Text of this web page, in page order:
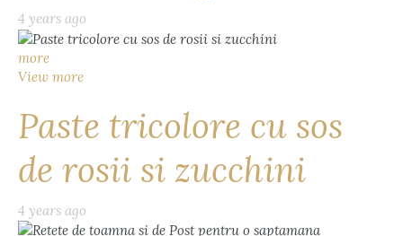
4 years ago
more
View more
Paste tricolore cu sos
de rosii si zucchini
4 years ago